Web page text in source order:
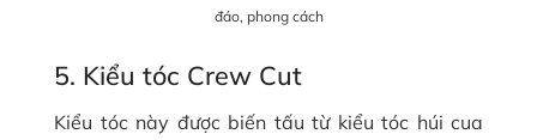
đáo, phong cách
5. Kiểu tóc Crew Cut
Kiểu tóc này được biến tấu từ kiểu tóc húi cua